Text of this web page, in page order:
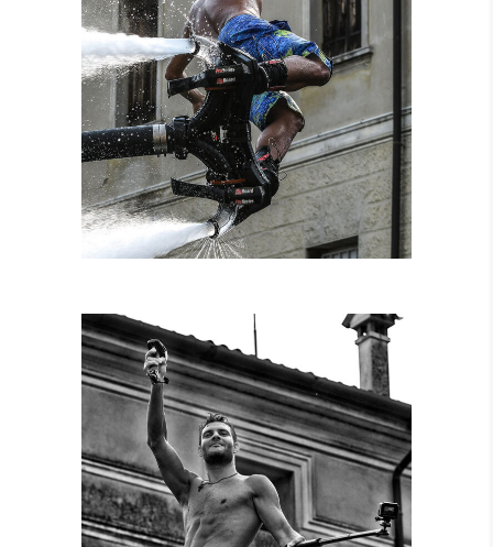
NOLEGGIO
ATTREZZATURE
SPETTACOLI
DIURNI E
NOTTURNI